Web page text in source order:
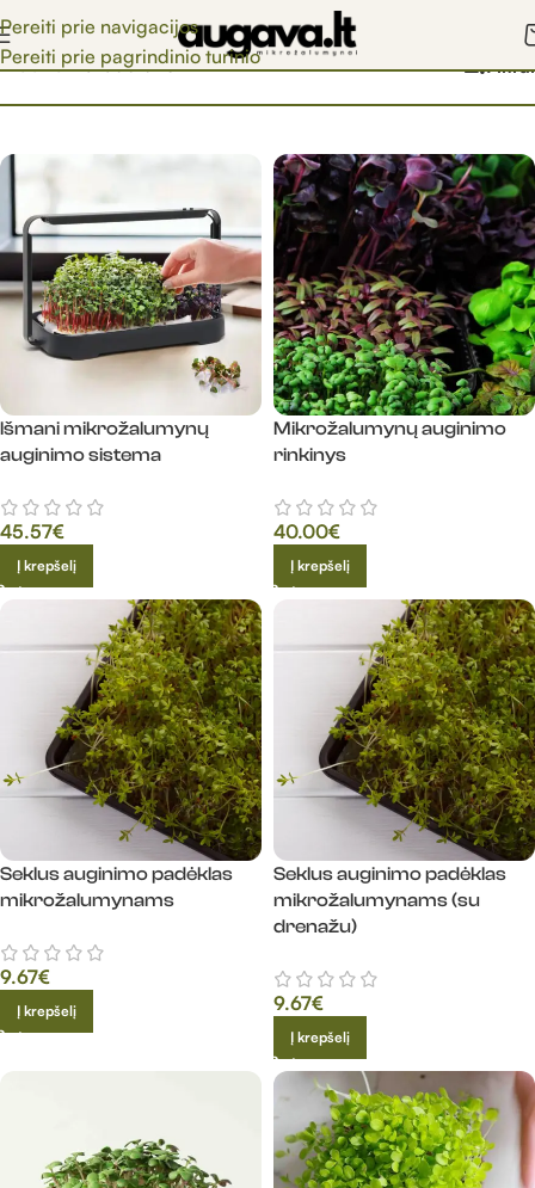
Pereiti prie navigacijos
Pereiti prie pagrindinio turinio
Pradžia/Parduotuvė Filtrai
Išmani mikrožalumynų
auginimo sistema
45.57€
Į krepšelį
Mikrožalumynų auginimo
rinkinys
40.00€
Į krepšelį
Seklus auginimo padėklas
mikrožalumynams
9.67€
Į krepšelį
Seklus auginimo padėklas
mikrožalumynams (su
drenažu)
9.67€
Į krepšelį